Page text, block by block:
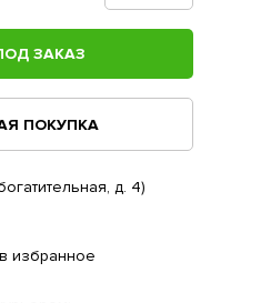
ЗАКАЗ
ПОКУПКА
д. 4)
избранное